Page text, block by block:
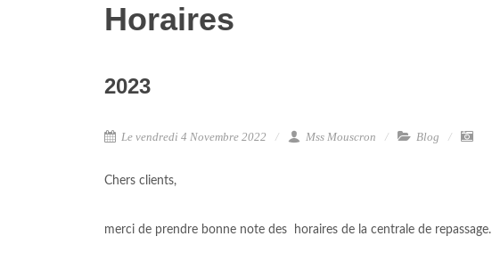
Horaires
2023
Le vendredi 4 Novembre 2022 Mss Mouscron Blog
Chers clients,
merci de prendre bonne note des horaires de la centrale de repassage.